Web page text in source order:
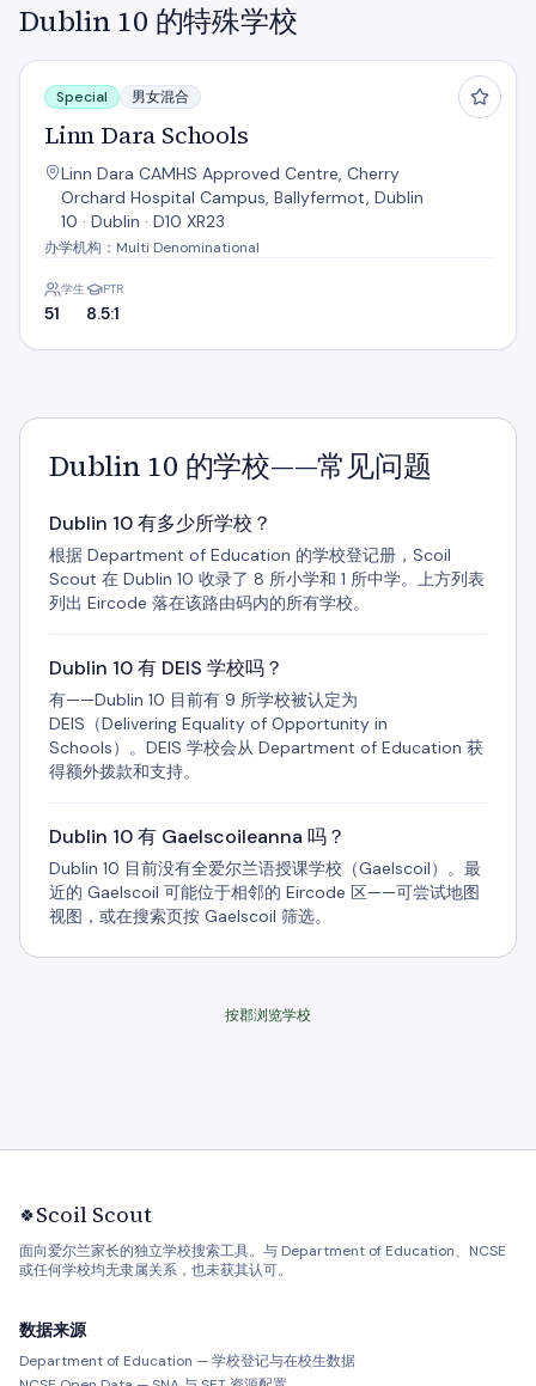
Dublin 10 的特殊学校
Linn Dara Schools
Special 男女混合
Linn Dara Schools
Linn Dara CAMHS Approved Centre, Cherry
Orchard Hospital Campus, Ballyfermot, Dublin
10 · Dublin · D10 XR23
办学机构：Multi Denominational
学生
51
PTR
8.5:1
Dublin 10 的学校——常见问题
Dublin 10 有多少所学校？
根据 Department of Education 的学校登记册，Scoil
Scout 在 Dublin 10 收录了 8 所小学和 1 所中学。上方列表
列出 Eircode 落在该路由码内的所有学校。
Dublin 10 有 DEIS 学校吗？
有——Dublin 10 目前有 9 所学校被认定为
DEIS（Delivering Equality of Opportunity in
Schools）。DEIS 学校会从 Department of Education 获
得额外拨款和支持。
Dublin 10 有 Gaelscoileanna 吗？
Dublin 10 目前没有全爱尔兰语授课学校（Gaelscoil）。最
近的 Gaelscoil 可能位于相邻的 Eircode 区——可尝试地图
视图，或在搜索页按 Gaelscoil 筛选。
按郡浏览学校
🍀Scoil Scout
面向爱尔兰家长的独立学校搜索工具。与 Department of Education、NCSE
或任何学校均无隶属关系，也未获其认可。
数据来源
Department of Education — 学校登记与在校生数据